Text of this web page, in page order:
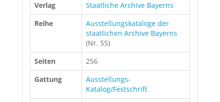
Verlag
Staatliche Archive Bayerns
Reihe
Ausstellungskataloge der
staatlichen Archive Bayerns
(Nr. 55)
Seiten
256
Gattung
Ausstellungs-
Katalog/Festschrift